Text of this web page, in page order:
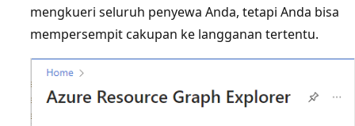
mengkueri seluruh penyewa Anda, tetapi Anda bisa
mempersempit cakupan ke langganan tertentu.